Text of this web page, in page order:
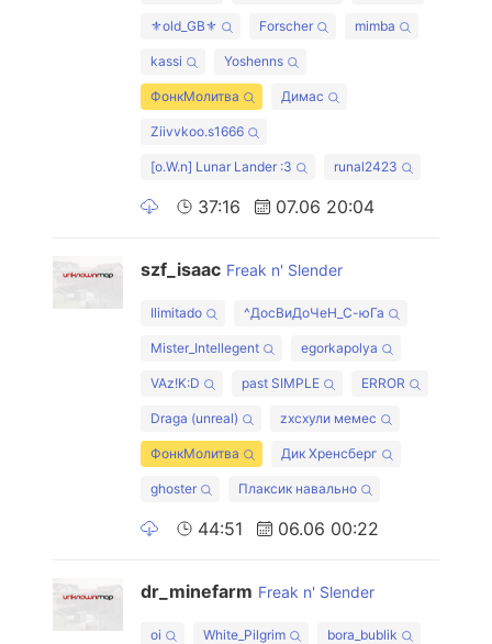
⚜old_GB⚜ Forscher mimba
kassi Yoshenns
ФонкМолитва Димас
Ziivvkoo.s1666
[o.W.n] Lunar Lander :3 runal2423
37:16 07.06 20:04
szf_isaac Freak n' Slender
Ilimitado ^ДосВиДоЧеН_С-юГа
Mister_Intellegent egorkapolya
VAz!K:D past SIMPLE ERROR
Draga (unreal) zxcхули мемес
ФонкМолитва Дик Хренсберг
ghoster Плаксик навально
44:51 06.06 00:22
dr_minefarm Freak n' Slender
oi White_Pilgrim bora_bublik